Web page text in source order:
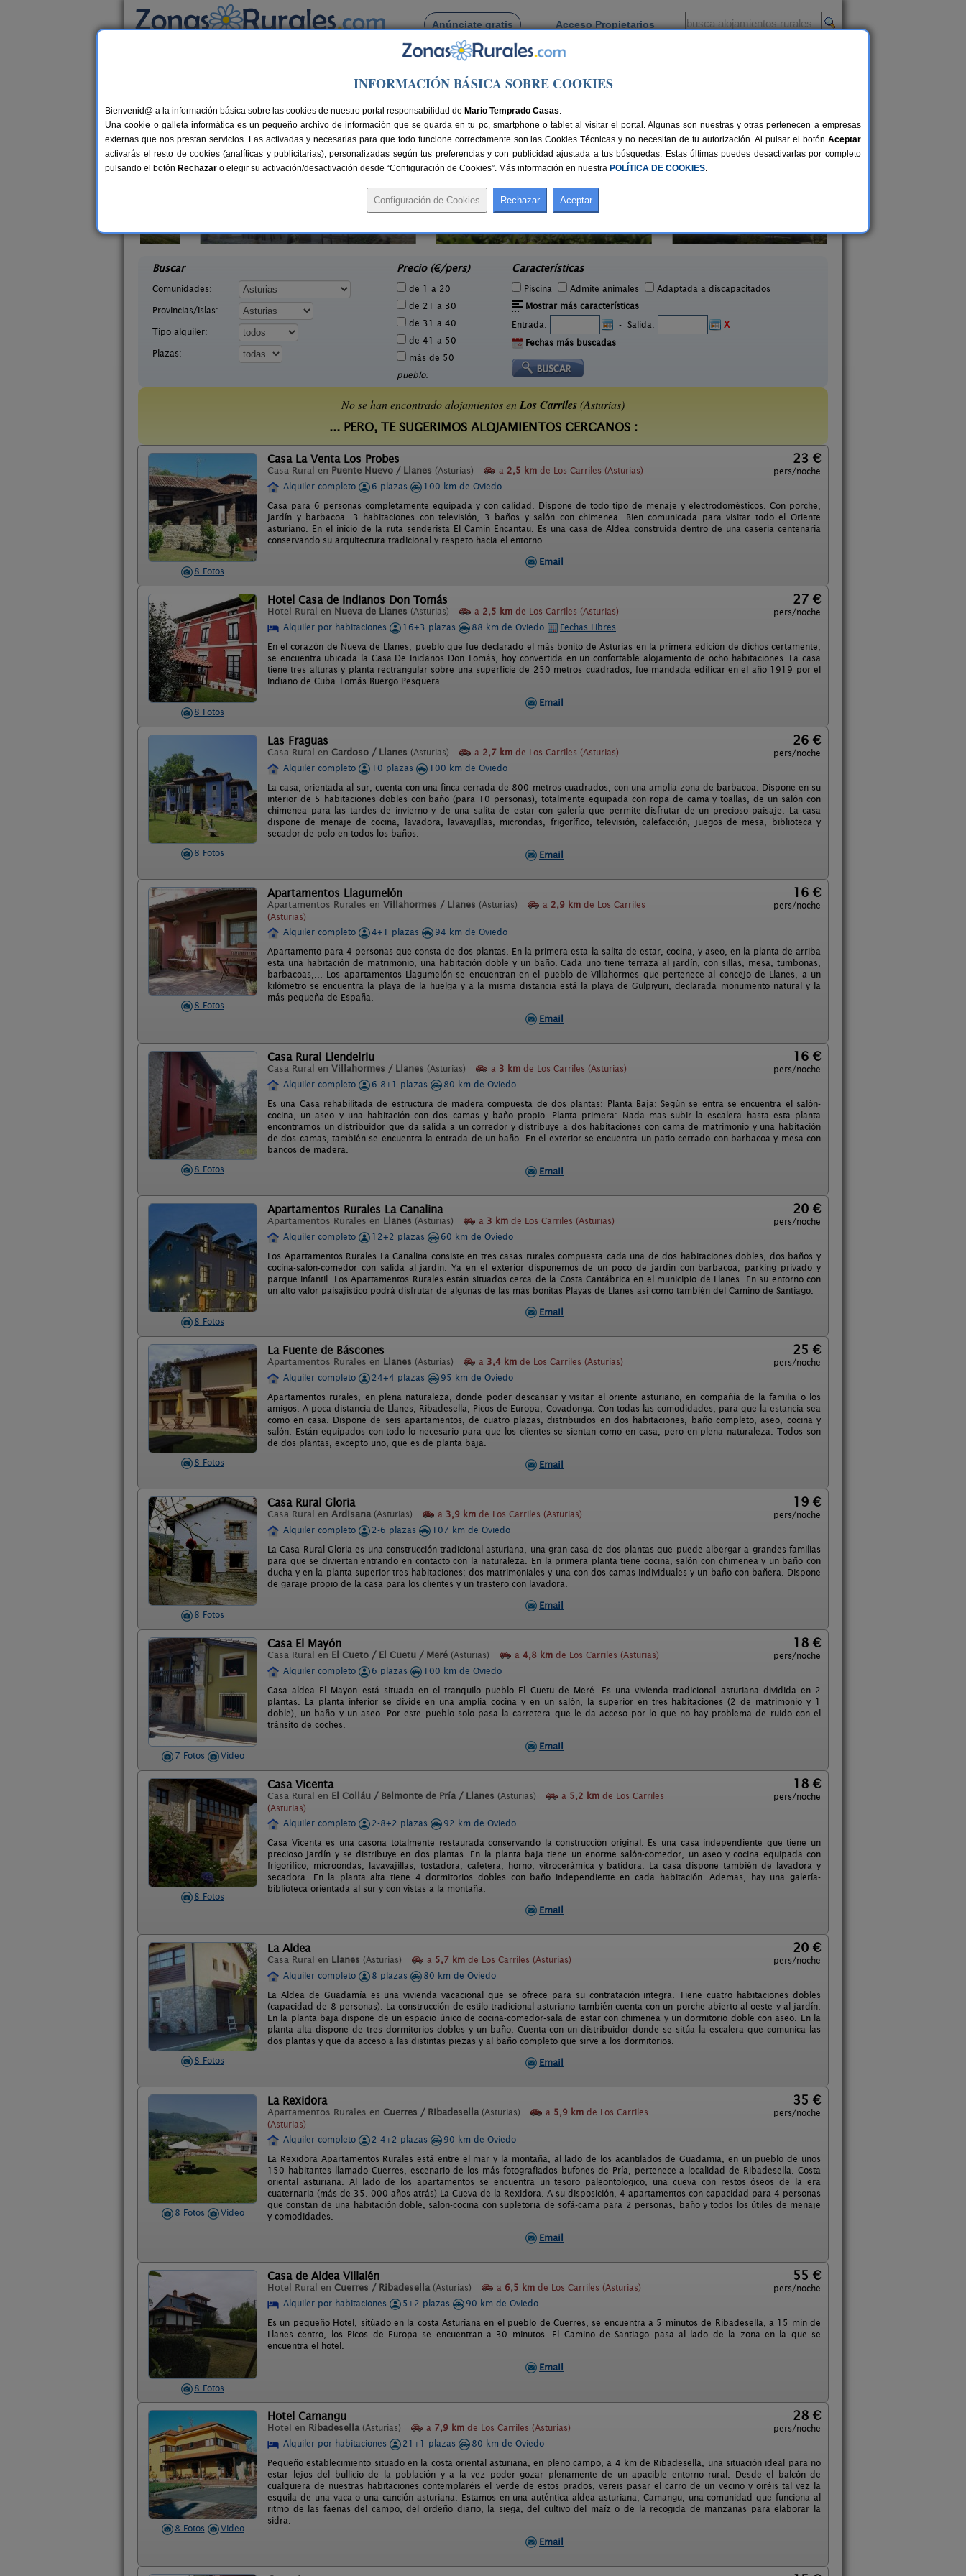
Anúnciate gratis Acceso Propietarios
Busca por pueblo
Casas Rurales cerca de Los Carriles
18 €
La Llosuca
Buscar
Comunidades:
Provincias/Islas:
Tipo alquiler:
Plazas:
Precio (€/pers)
de 1 a 20
de 21 a 30
de 31 a 40
de 41 a 50
más de 50
pueblo:
Características
Piscina Admite animales
Adaptada a discapacitados
Mostrar más características
Entrada:
- Salida:
X
Fechas más buscadas
No se han encontrado alojamientos enLos Carriles(Asturias)
... PERO, TE SUGERIMOS ALOJAMIENTOS CERCANOS :
8 Fotos
Casa La Venta Los Probes
Casa Rural en Puente Nuevo / Llanes (Asturias) a 2,5 km de Los Carriles (Asturias)
23 €
pers/noche
Alquiler completo
6 plazas
100 km de Oviedo
Casa para 6 personas completamente equipada y con calidad. Dispone de todo tipo de menaje y electrodomésticos. Con porche,
jardín y barbacoa. 3 habitaciones con televisión, 3 baños y salón con chimenea. Bien comunicada para visitar todo el Oriente
asturiano. En el inicio de la ruta senderista El Camin Encantau. Es una casa de Aldea construida dentro de una casería centenaria
conservando su arquitectura tradicional y respeto hacia el entorno.
Email
8 Fotos
Hotel Casa de Indianos Don Tomás
Hotel Rural en Nueva de Llanes (Asturias) a 2,5 km de Los Carriles (Asturias)
27 €
pers/noche
Alquiler por habitaciones
16+3 plazas 88 km de Oviedo
Fechas Libres
En el corazón de Nueva de Llanes, pueblo que fue declarado el más bonito de Asturias en la primera edición de dichos certamente,
se encuentra ubicada la Casa De Inidanos Don Tomás, hoy convertida en un confortable alojamiento de ocho habitaciones. La casa
tiene tres alturas y planta rectrangular sobre una superficie de 250 metros cuadrados, fue mandada edificar en el año 1919 por el
Indiano de Cuba Tomás Buergo Pesquera.
Email
8 Fotos
Las Fraguas
Casa Rural en Cardoso / Llanes (Asturias) a 2,7 km de Los Carriles (Asturias)
26 €
pers/noche
Alquiler completo
10 plazas
100 km de Oviedo
La casa, orientada al sur, cuenta con una finca cerrada de 800 metros cuadrados, con una amplia zona de barbacoa. Dispone en su
interior de 5 habitaciones dobles con baño (para 10 personas), totalmente equipada con ropa de cama y toallas, de un salón con
chimenea para las tardes de invierno y de una salita de estar con galería que permite disfrutar de un precioso paisaje. La casa
dispone de menaje de cocina, lavadora, lavavajillas, microndas, frigorífico, televisión, calefacción, juegos de mesa, biblioteca y
secador de pelo en todos los baños.
Email
8 Fotos
Apartamentos Llagumelón
Apartamentos Rurales en Villahormes / Llanes (Asturias) a 2,9 km de Los Carriles
(Asturias)
16 €
pers/noche
Alquiler completo 4+1 plazas
94 km de Oviedo
Apartamento para 4 personas que consta de dos plantas. En la primera esta la salita de estar, cocina, y aseo, en la planta de arriba
esta una habitación de matrimonio, una habitación doble y un baño. Cada uno tiene terraza al jardín, con sillas, mesa, tumbonas,
barbacoas,... Los apartamentos Llagumelón se encuentran en el pueblo de Villahormes que pertenece al concejo de Llanes, a un
kilómetro se encuentra la playa de la huelga y a la misma distancia está la playa de Gulpiyuri, declarada monumento natural y la
más pequeña de España.
Email
8 Fotos
Casa Rural Llendelriu
Casa Rural en Villahormes / Llanes (Asturias) a 3 km de Los Carriles (Asturias)
16 €
pers/noche
Alquiler completo
6-8+1 plazas
80 km de Oviedo
Es una Casa rehabilitada de estructura de madera compuesta de dos plantas: Planta Baja: Según se entra se encuentra el salón-
cocina, un aseo y una habitación con dos camas y baño propio. Planta primera: Nada mas subir la escalera hasta esta planta
encontramos un distribuidor que da salida a un corredor y distribuye a dos habitaciones con cama de matrimonio y una habitación
de dos camas, también se encuentra la entrada de un baño. En el exterior se encuentra un patio cerrado con barbacoa y mesa con
bancos de madera.
Email
8 Fotos
Apartamentos Rurales La Canalina
Apartamentos Rurales en Llanes (Asturias) a 3 km de Los Carriles (Asturias)
20 €
pers/noche
Alquiler completo
12+2 plazas
60 km de Oviedo
Los Apartamentos Rurales La Canalina consiste en tres casas rurales compuesta cada una de dos habitaciones dobles, dos baños y
cocina-salón-comedor con salida al jardín. Ya en el exterior disponemos de un poco de jardín con barbacoa, parking privado y
parque infantil. Los Apartamentos Rurales están situados cerca de la Costa Cantábrica en el municipio de Llanes. En su entorno con
un alto valor paisajístico podrá disfrutar de algunas de las más bonitas Playas de Llanes así como también del Camino de Santiago.
Email
8 Fotos
La Fuente de Báscones
Apartamentos Rurales en Llanes (Asturias) a 3,4 km de Los Carriles (Asturias)
25 €
pers/noche
Alquiler completo
24+4 plazas
95 km de Oviedo
Apartamentos rurales, en plena naturaleza, donde poder descansar y visitar el oriente asturiano, en compañía de la familia o los
amigos. A poca distancia de Llanes, Ribadesella, Picos de Europa, Covadonga. Con todas las comodidades, para que la estancia sea
como en casa. Dispone de seis apartamentos, de cuatro plazas, distribuidos en dos habitaciones, baño completo, aseo, cocina y
salón. Están equipados con todo lo necesario para que los clientes se sientan como en casa, pero en plena naturaleza. Todos son
de dos plantas, excepto uno, que es de planta baja.
Email
8 Fotos
Casa Rural Gloria
Casa Rural en Ardisana (Asturias) a 3,9 km de Los Carriles (Asturias)
19 €
pers/noche
Alquiler completo
2-6 plazas
107 km de Oviedo
La Casa Rural Gloria es una construcción tradicional asturiana, una gran casa de dos plantas que puede albergar a grandes familias
para que se diviertan entrando en contacto con la naturaleza. En la primera planta tiene cocina, salón con chimenea y un baño con
ducha y en la planta superior tres habitaciones; dos matrimoniales y una con dos camas individuales y un baño con bañera. Dispone
de garaje propio de la casa para los clientes y un trastero con lavadora.
Email
7 Fotos Video
Casa El Mayón
Casa Rural en El Cueto / El Cuetu / Meré (Asturias) a 4,8 km de Los Carriles (Asturias)
18 €
pers/noche
Alquiler completo
6 plazas
100 km de Oviedo
Casa aldea El Mayon está situada en el tranquilo pueblo El Cuetu de Meré. Es una vivienda tradicional asturiana dividida en 2
plantas. La planta inferior se divide en una amplia cocina y en un salón, la superior en tres habitaciones (2 de matrimonio y 1
doble), un baño y un aseo. Por este pueblo solo pasa la carretera que le da acceso por lo que no hay problema de ruido con el
tránsito de coches.
Email
8 Fotos
Casa Vicenta
Casa Rural en El Colláu / Belmonte de Pría / Llanes (Asturias) a 5,2 km de Los Carriles
(Asturias)
18 €
pers/noche
Alquiler completo 2-8+2 plazas
92 km de Oviedo
Casa Vicenta es una casona totalmente restaurada conservando la construcción original. Es una casa independiente que tiene un
precioso jardín y se distribuye en dos plantas. En la planta baja tiene un enorme salón-comedor, un aseo y cocina equipada con
frigorífico, microondas, lavavajillas, tostadora, cafetera, horno, vitrocerámica y batidora. La casa dispone también de lavadora y
secadora. En la planta alta tiene 4 dormitorios dobles con baño independiente en cada habitación. Ademas, hay una galería-
biblioteca orientada al sur y con vistas a la montaña.
Email
8 Fotos
La Aldea
Casa Rural en Llanes (Asturias) a 5,7 km de Los Carriles (Asturias)
20 €
pers/noche
Alquiler completo
8 plazas
80 km de Oviedo
La Aldea de Guadamía es una vivienda vacacional que se ofrece para su contratación integra. Tiene cuatro habitaciones dobles
(capacidad de 8 personas). La construcción de estilo tradicional asturiano también cuenta con un porche abierto al oeste y al jardín.
En la planta baja dispone de un espacio único de cocina-comedor-sala de estar con chimenea y un dormitorio doble con aseo. En la
planta alta dispone de tres dormitorios dobles y un baño. Cuenta con un distribuidor donde se sitúa la escalera que comunica las
dos plantas y que da acceso a las distintas piezas y al baño completo que sirve a los dormitorios.
Email
8 Fotos Video
La Rexidora
Apartamentos Rurales en Cuerres / Ribadesella (Asturias) a 5,9 km de Los Carriles
(Asturias)
35 €
pers/noche
Alquiler completo 2-4+2 plazas
90 km de Oviedo
La Rexidora Apartamentos Rurales está entre el mar y la montaña, al lado de los acantilados de Guadamia, en un pueblo de unos
150 habitantes llamado Cuerres, escenario de los más fotografiados bufones de Pría, pertenece a localidad de Ribadesella. Costa
oriental asturiana. Al lado de los apartamentos se encuentra un tesoro paleontologico, una cueva con restos óseos de la era
cuaternaria (más de 35. 000 años atrás) La Cueva de la Rexidora. A su disposición, 4 apartamentos con capacidad para 4 personas
que constan de una habitación doble, salon-cocina con supletoria de sofá-cama para 2 personas, baño y todos los útiles de menaje
y comodidades.
Email
8 Fotos
Casa de Aldea Villalén
Hotel Rural en Cuerres / Ribadesella (Asturias) a 6,5 km de Los Carriles (Asturias)
55 €
pers/noche
Alquiler por habitaciones
5+2 plazas
90 km de Oviedo
Es un pequeño Hotel, sitúado en la costa Asturiana en el pueblo de Cuerres, se encuentra a 5 minutos de Ribadesella, a 15 min de
Llanes centro, los Picos de Europa se encuentran a 30 minutos. El Camino de Santiago pasa al lado de la zona en la que se
encuentra el hotel.
Email
8 Fotos Video
Hotel Camangu
Hotel en Ribadesella (Asturias) a 7,9 km de Los Carriles (Asturias)
28 €
pers/noche
Alquiler por habitaciones
21+1 plazas
80 km de Oviedo
Pequeño establecimiento situado en la costa oriental asturiana, en pleno campo, a 4 km de Ribadesella, una situación ideal para no
estar lejos del bullicio de la población y a la vez poder gozar plenamente de un apacible entorno rural. Desde el balcón de
cualquiera de nuestras habitaciones contemplaréis el verde de estos prados, vereis pasar el carro de un vecino y oiréis tal vez la
esquila de una vaca o una canción asturiana. Estamos en una auténtica aldea asturiana, Camangu, una comunidad que funciona al
ritmo de las faenas del campo, del ordeño diario, la siega, del cultivo del maíz o de la recogida de manzanas para elaborar la
sidra.
Email
INFORMACIÓN BÁSICA SOBRE COOKIES
Bienvenid@ a la información básica sobre las cookies de nuestro portal responsabilidad de Mario Temprado Casas.
Una cookie o galleta informática es un pequeño archivo de información que se guarda en tu pc, smartphone o tablet al visitar el portal. Algunas son nuestras y otras pertenecen a empresas
externas que nos prestan servicios. Las activadas y necesarias para que todo funcione correctamente son las Cookies Técnicas y no necesitan de tu autorización. Al pulsar el botón Aceptar
activarás el resto de cookies (analíticas y publicitarias), personalizadas según tus preferencias y con publicidad ajustada a tus búsquedas. Estas últimas puedes desactivarlas por completo
pulsando el botón Rechazar o elegir su activación/desactivación desde “Configuración de Cookies”. Más información en nuestra POLÍTICA DE COOKIES.